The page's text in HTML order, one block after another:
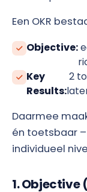
Een OKR
Objective:
Key
Results:
2
Daarmee
én toetsbaar
individueel
1. Objective